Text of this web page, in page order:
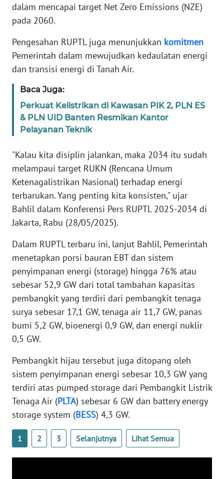
dalam mencapai target Net Zero Emissions (NZE)
pada 2060.
Pengesahan RUPTL juga menunjukkan komitmen
Pemerintah dalam mewujudkan kedaulatan energi
dan transisi energi di Tanah Air.
Baca Juga:
Perkuat Kelistrikan di Kawasan PIK 2, PLN ES
& PLN UID Banten Resmikan Kantor
Pelayanan Teknik
"Kalau kita disiplin jalankan, maka 2034 itu sudah
melampaui target RUKN (Rencana Umum
Ketenagalistrikan Nasional) terhadap energi
terbarukan. Yang penting kita konsisten," ujar
Bahlil dalam Konferensi Pers RUPTL 2025-2034 di
Jakarta, Rabu (28/05/2025).
Dalam RUPTL terbaru ini, lanjut Bahlil, Pemerintah
menetapkan porsi bauran EBT dan sistem
penyimpanan energi (storage) hingga 76% atau
sebesar 52,9 GW dari total tambahan kapasitas
pembangkit yang terdiri dari pembangkit tenaga
surya sebesar 17,1 GW, tenaga air 11,7 GW, panas
bumi 5,2 GW, bioenergi 0,9 GW, dan energi nuklir
0,5 GW.
Pembangkit hijau tersebut juga ditopang oleh
sistem penyimpanan energi sebesar 10,3 GW yang
terdiri atas pumped storage dari Pembangkit Listrik
Tenaga Air (PLTA) sebesar 6 GW dan battery energy
storage system (BESS) 4,3 GW.
1 2 3 Selanjutnya Lihat Semua
Wahana
News
WN
SUMUT
JAKARTA
WN
WN
BANTEN
WN
NTT
WN
KEPRI
WN
PAPUA
WN
PAPUA
BARAT
RIAU
WN
SERAMBI